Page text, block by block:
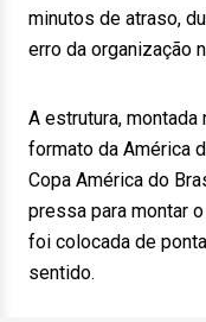
minutos de atraso,
erro da organização
A estrutura, montada
formato da América
Copa América do
pressa para montar
foi colocada de
sentido.